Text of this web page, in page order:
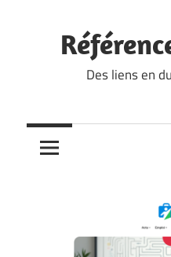
content
Des liens en